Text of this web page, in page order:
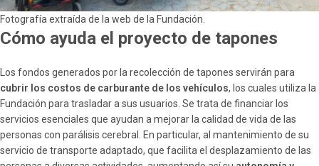
Fotografía extraída de la web de la Fundación.
Cómo ayuda el proyecto de tapones
Los fondos generados por la recolección de tapones servirán para
cubrir los costos de carburante de los vehículos, los cuales utiliza la
Fundación para trasladar a sus usuarios. Se trata de financiar los
servicios esenciales que ayudan a mejorar la calidad de vida de las
personas con parálisis cerebral. En particular, al mantenimiento de su
servicio de transporte adaptado, que facilita el desplazamiento de las